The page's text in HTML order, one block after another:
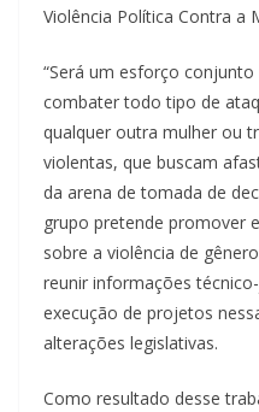
Violência Política Contra a
“Será um esforço
combater todo tipo de
qualquer outra mulher ou
violentas, que buscam
da arena de tomada de
grupo pretende promover
sobre a violência de
reunir informações
execução de projetos
alterações legislativas.
Como resultado desse